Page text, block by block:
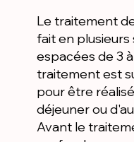
Le traitement
fait en
espacées de 3
traitement est
pour être
déjeuner ou
Avant le